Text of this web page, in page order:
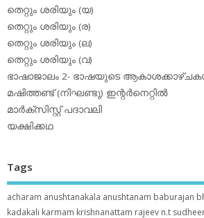
തെറ്റും ശരിയും (യ)
തെറ്റും ശരിയും (ര)
തെറ്റും ശരിയും (ല)
തെറ്റും ശരിയും (വ)
ഭാഷാജാലം 2- ഭാഷയുടെ
മഷിത്തണ്ട് (നിഘണ്ടു) ഇന്റര്‍നെറ്റില്‍
മാര്‍ക്‌സിസ്റ്റ് പദാവലി
യക്ഷിക്കഥ
Tags
acharam anushtanakala anushtanam baburajan
kadakali karmam krishnanattam rajeev n.t